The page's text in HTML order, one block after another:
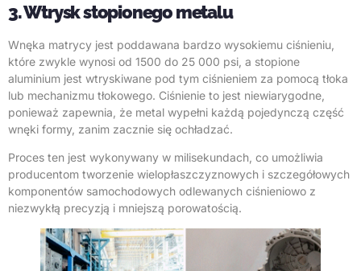
3. Wtrysk stopionego metalu
Wnęka matrycy jest poddawana bardzo wysokiemu ciśnieniu,
które zwykle wynosi od 1500 do 25 000 psi, a stopione
aluminium jest wtryskiwane pod tym ciśnieniem za pomocą tłoka
lub mechanizmu tłokowego. Ciśnienie to jest niewiarygodne,
ponieważ zapewnia, że metal wypełni każdą pojedynczą część
wnęki formy, zanim zacznie się ochładzać.
Proces ten jest wykonywany w milisekundach, co umożliwia
producentom tworzenie wielopłaszczyznowych i szczegółowych
komponentów samochodowych odlewanych ciśnieniowo z
niezwykłą precyzją i mniejszą porowatością.